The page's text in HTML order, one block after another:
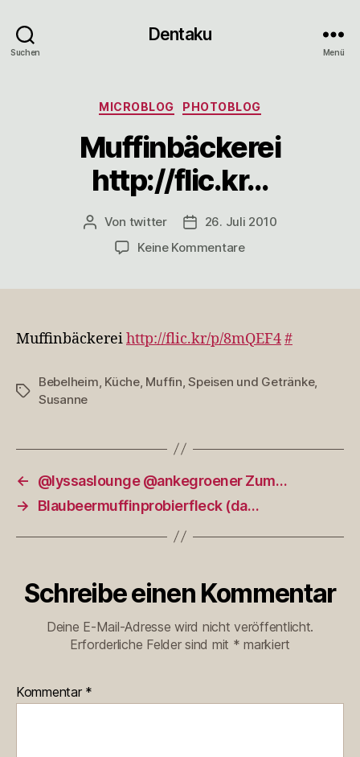
Suchen
Dentaku
Menü
Kategorien
MICROBLOG PHOTOBLOG
Muffinbäckerei
http://flic.kr…
Beitragsautor
Von twitter Veröffentlichungsdatum
26. Juli 2010
Keine Kommentarezu
Muffinbäckereihttp://flic.kr/p/8mQEF4#
Schlagwörter
Bebelheim Küche, Muffin ,Speisen und Getränke,
Susanne
←
@lyssaslounge @ankegroener Zum…
→
Blaubeermuffinprobierfleck (da…
Schreibe einen Kommentar
Deine E-Mail-Adresse wird nicht veröffentlicht.
Erforderliche Felder sind mit * markiert
Kommentar *